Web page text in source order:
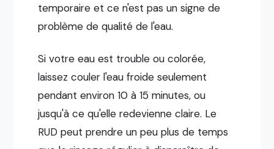
temporaire et ce n'est pas un signe de
problème de qualité de l'eau.
Si votre eau est trouble ou colorée,
laissez couler l'eau froide seulement
pendant environ 10 à 15 minutes, ou
jusqu'à ce qu'elle redevienne claire. Le
RUD peut prendre un peu plus de temps